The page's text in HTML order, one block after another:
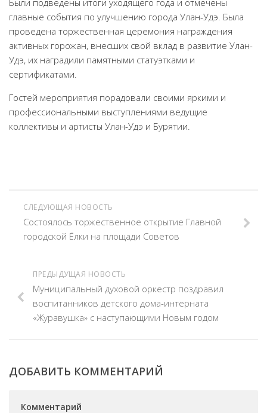
главные события по улучшению города Улан-Удэ. Была
проведена торжественная церемония награждения
активных горожан, внесших свой вклад в развитие Улан-
Удэ, их наградили памятными статуэтками и
сертификатами. ⠀
Гостей мероприятия порадовали своими яркими и
профессиональными выступлениями ведущие
коллективы и артисты Улан-Удэ и Бурятии.
СЛЕДУЮЩАЯ НОВОСТЬ
Состоялось торжественное открытие Главной
городской Ёлки на площади Советов
ПРЕДЫДУЩАЯ НОВОСТЬ
Муниципальный духовой оркестр поздравил
воспитанников детского дома-интерната
«Журавушка» с наступающими Новым годом
ДОБАВИТЬ КОММЕНТАРИЙ
Комментарий